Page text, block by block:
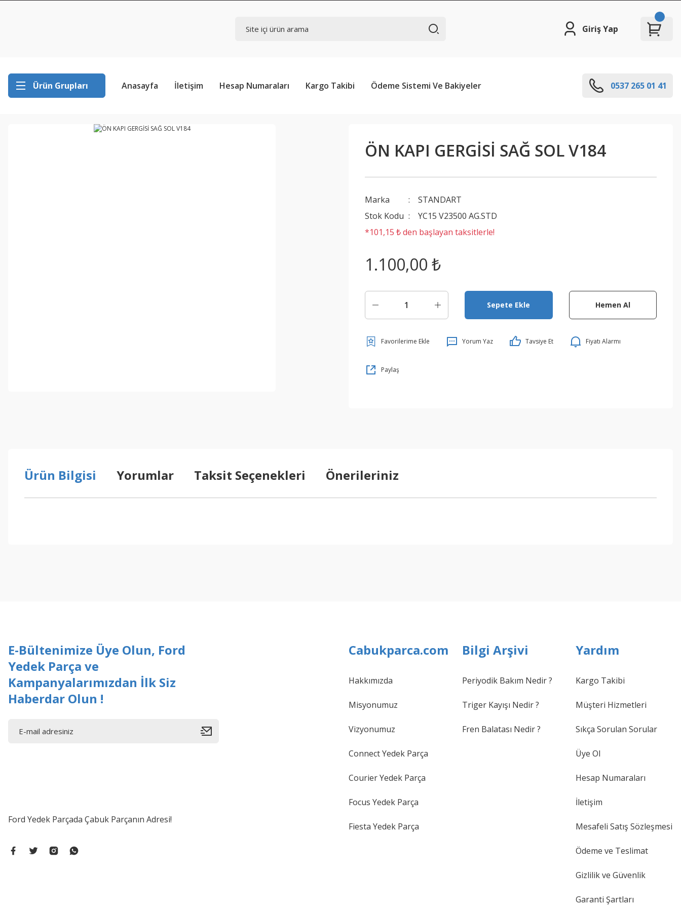
Giriş Yap
Ürün Grupları Anasayfa İletişim Hesap Numaraları Kargo Takibi Ödeme Sistemi Ve Bakiyeler 0537 265 01 41
ÖN KAPI GERGİSİ SAĞ SOL V184
Marka
STANDART
Stok Kodu
YC15 V23500 AG.STD
*101,15 ₺ den başlayan taksitlerle!
1.100,00 ₺
Sepete Ekle Hemen Al
Yorum Yaz Tavsiye Et Fiyatı Alarmı
Paylaş
Ürün Bilgisi Yorumlar Taksit Seçenekleri Önerileriniz
E-Bültenimize Üye Olun, Ford
Yedek Parça ve
Kampanyalarımızdan İlk Siz
Haberdar Olun !
Ford Yedek Parçada Çabuk Parçanın Adresi!
Cabukparca.com
Hakkımızda
Misyonumuz
Vizyonumuz
Connect Yedek Parça
Courier Yedek Parça
Focus Yedek Parça
Fiesta Yedek Parça
Bilgi Arşivi
Periyodik Bakım Nedir ?
Triger Kayışı Nedir ?
Fren Balatası Nedir ?
Yardım
Kargo Takibi
Müşteri Hizmetleri
Sıkça Sorulan Sorular
Üye Ol
Hesap Numaraları
İletişim
Mesafeli Satış Sözleşmesi
Ödeme ve Teslimat
Gizlilik ve Güvenlik
Garanti Şartları